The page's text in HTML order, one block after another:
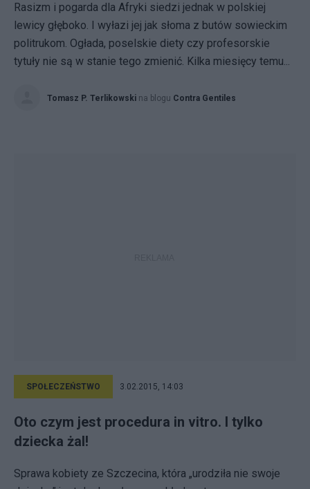
Rasizm i pogarda dla Afryki siedzi jednak w polskiej
lewicy głęboko. I wyłazi jej jak słoma z butów sowieckim
politrukom. Ogłada, poselskie diety czy profesorskie
tytuły nie są w stanie tego zmienić. Kilka miesięcy temu...
Tomasz P. Terlikowski na blogu Contra Gentiles
SPOŁECZEŃSTWO 3.02.2015, 14:03
Oto czym jest procedura in vitro. I tylko
dziecka żal!
Sprawa kobiety ze Szczecina, która „urodziła nie swoje